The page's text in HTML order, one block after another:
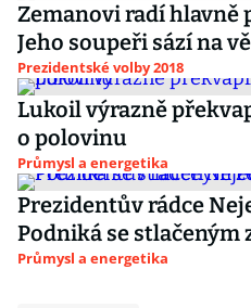
Zemanovi radí hlavně
Jeho soupeři sází na
Prezidentské volby 2018
Lukoil výrazně
o polovinu
Průmysl a energetika
Prezidentův rádce
Podniká se
Průmysl a energetika